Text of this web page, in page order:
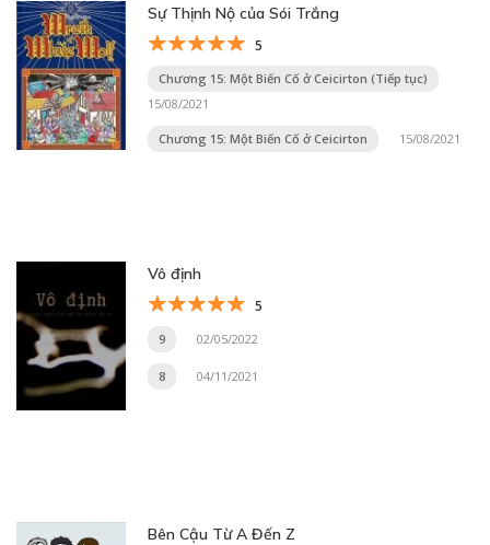
Sự Thịnh Nộ của Sói Trắng
5
Chương 15: Một Biến Cố ở Ceicirton (Tiếp tục)
15/08/2021
Chương 15: Một Biến Cố ở Ceicirton 15/08/2021
Vô định
5
9 02/05/2022
8 04/11/2021
Bên Cậu Từ A Đến Z